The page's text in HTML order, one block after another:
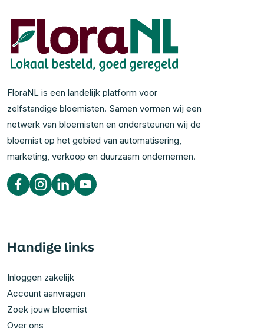
FloraNL is een landelijk platform voor
zelfstandige bloemisten. Samen vormen wij een
netwerk van bloemisten en ondersteunen wij de
bloemist op het gebied van automatisering,
marketing, verkoop en duurzaam ondernemen.
Handige links
Inloggen zakelijk
Account aanvragen
Zoek jouw bloemist
Over ons